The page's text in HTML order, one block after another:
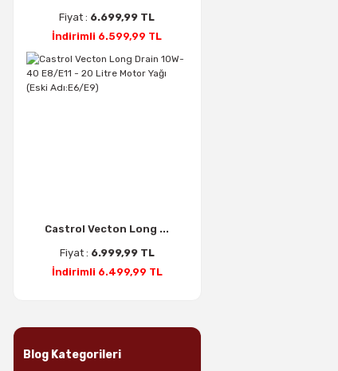
Fiyat : 6.699,99 TL
İndirimli 6.599,99 TL
Castrol Vecton Long ...
Fiyat : 6.999,99 TL
İndirimli 6.499,99 TL
Blog Kategorileri